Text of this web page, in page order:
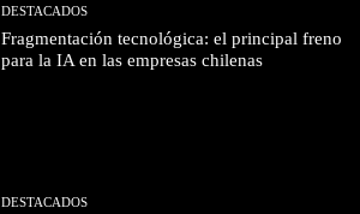
DESTACADOS
Fragmentación tecnológica: el principal freno
para la IA en las empresas chilenas
DESTACADOS